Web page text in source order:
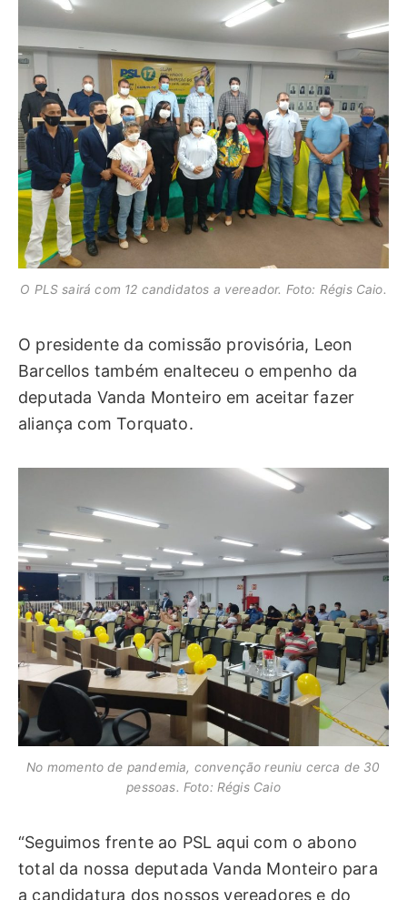
O PLS sairá com 12 candidatos a vereador. Foto: Régis Caio.
O presidente da comissão provisória, Leon
Barcellos também enalteceu o empenho da
deputada Vanda Monteiro em aceitar fazer
aliança com Torquato.
No momento de pandemia, convenção reuniu cerca de 30
pessoas. Foto: Régis Caio
“Seguimos frente ao PSL aqui com o abono
total da nossa deputada Vanda Monteiro para
a candidatura dos nossos vereadores e do